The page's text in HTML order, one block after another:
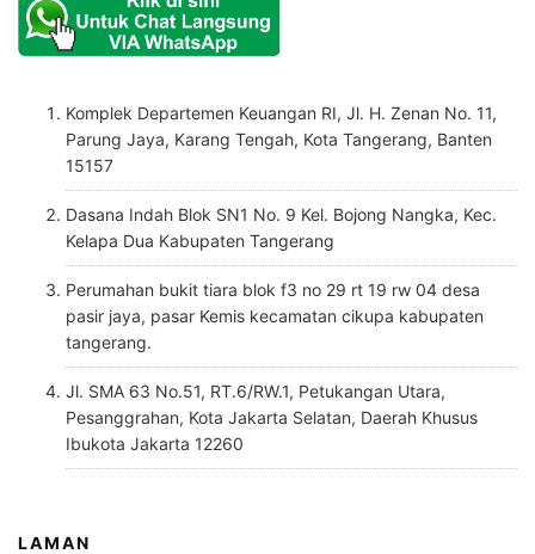
Komplek Departemen Keuangan RI, Jl. H. Zenan No. 11,
Parung Jaya, Karang Tengah, Kota Tangerang, Banten
15157
Dasana Indah Blok SN1 No. 9 Kel. Bojong Nangka, Kec.
Kelapa Dua Kabupaten Tangerang
Perumahan bukit tiara blok f3 no 29 rt 19 rw 04 desa
pasir jaya, pasar Kemis kecamatan cikupa kabupaten
tangerang.
Jl. SMA 63 No.51, RT.6/RW.1, Petukangan Utara,
Pesanggrahan, Kota Jakarta Selatan, Daerah Khusus
Ibukota Jakarta 12260
LAMAN